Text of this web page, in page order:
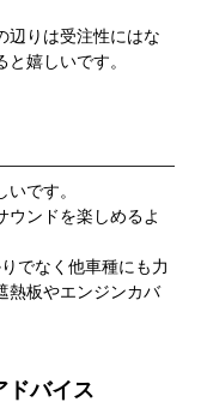
辺りは受注性にはな
嬉しいです。
です。
ウンドを楽しめるよ
でなく他車種にも力
熱板やエンジンカバ
ドバイス